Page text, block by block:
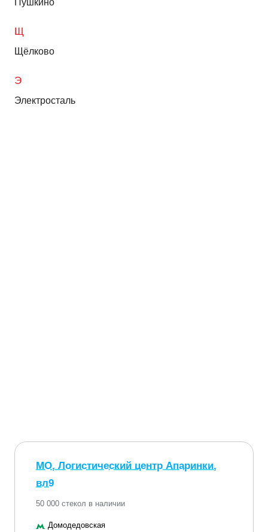
Пушкино
Щ
Щёлково
Э
Электросталь
МО, Логистический центр Апаринки,
вл9
50 000 стекол в наличии
Домодедовская